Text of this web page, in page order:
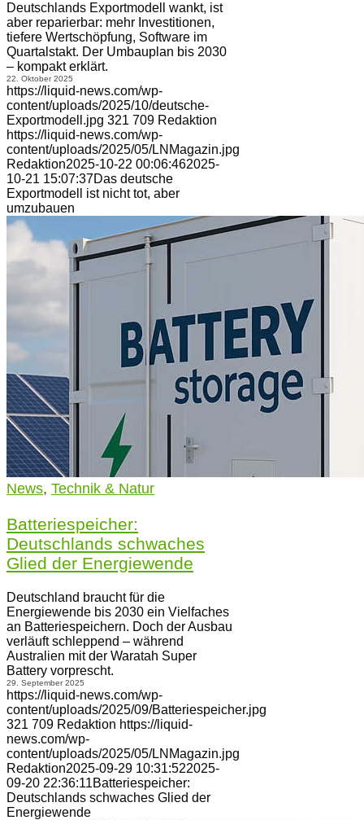
Deutschlands Exportmodell wankt, ist
aber reparierbar: mehr Investitionen,
tiefere Wertschöpfung, Software im
Quartalstakt. Der Umbauplan bis 2030
– kompakt erklärt.
22. Oktober 2025
https://liquid-news.com/wp-
content/uploads/2025/10/deutsche-
Exportmodell.jpg 321 709 Redaktion
https://liquid-news.com/wp-
content/uploads/2025/05/LNMagazin.jpg
Redaktion2025-10-22 00:06:462025-
10-21 15:07:37Das deutsche
Exportmodell ist nicht tot, aber
umzubauen
News, Technik & Natur
Batteriespeicher:
Deutschlands schwaches
Glied der Energiewende
Deutschland braucht für die
Energiewende bis 2030 ein Vielfaches
an Batteriespeichern. Doch der Ausbau
verläuft schleppend – während
Australien mit der Waratah Super
Battery vorprescht.
29. September 2025
https://liquid-news.com/wp-
content/uploads/2025/09/Batteriespeicher.jpg
321 709 Redaktion https://liquid-
news.com/wp-
content/uploads/2025/05/LNMagazin.jpg
Redaktion2025-09-29 10:31:522025-
09-20 22:36:11Batteriespeicher:
Deutschlands schwaches Glied der
Energiewende